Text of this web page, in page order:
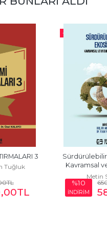
3
Tuğluk
TL
,00TL
-%
Kavramsal
Metin
%10
İNDİRİM